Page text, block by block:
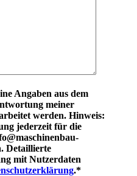
Angaben aus dem
meiner
werden. Hinweis:
jederzeit für die
Detaillierte
mit Nutzerdaten
.*